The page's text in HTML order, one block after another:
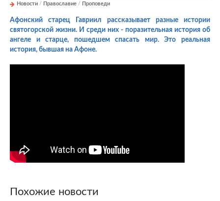
Новости / Православие / Проповеди
Афонский старец Гавриил рассказывает разные истории
святогорской жизни. И среди них - поразительная история об
ангеле и старце, пошедшем спасать мир. Это реальная
история, бывшая на Афоне.
Похожие новости